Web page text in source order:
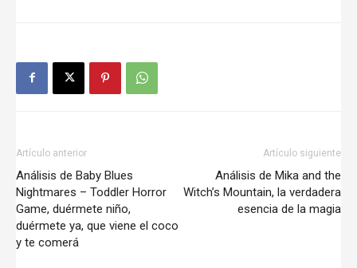
Artículo anterior
Análisis de Baby Blues
Nightmares – Toddler Horror
Game, duérmete niño,
duérmete ya, que viene el coco
y te comerá
Artículo siguiente
Análisis de​ Mika and the
Witch’s Mountain, la verdadera
esencia de la magia